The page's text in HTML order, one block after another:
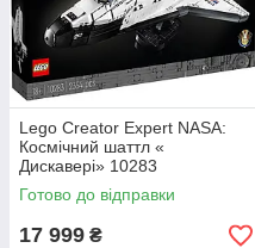
Lego Creator Expert NASA:
Космічний шаттл «
Дискавері» 10283
Готово до відправки
17 999 ₴